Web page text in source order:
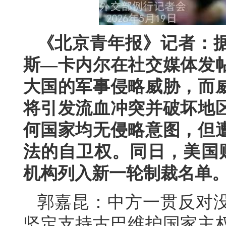
《北京青年报》记者：
斯—卡内尔在社交媒体发
大国的军事侵略威胁，而
将引发流血冲突并破坏地
何国家均无侵略意图，但
法的自卫权。同日，美
机构列入新一轮制裁名单
郭嘉昆：中方一贯反对